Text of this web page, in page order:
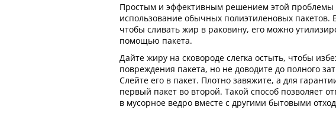
Простым и эффективным решением этой проблемы
использование обычных полиэтиленовых пакетов.
чтобы сливать жир в раковину, его можно
помощью пакета.
Дайте жиру на сковороде слегка остыть, чтобы
повреждения пакета, но не доводите до полного
Слейте его в пакет. Плотно завяжите, а для
первый пакет во второй. Такой способ позволяет
в мусорное ведро вместе с другими бытовыми